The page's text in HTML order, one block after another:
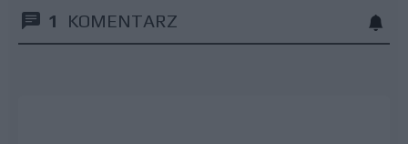
1 KOMENTARZ